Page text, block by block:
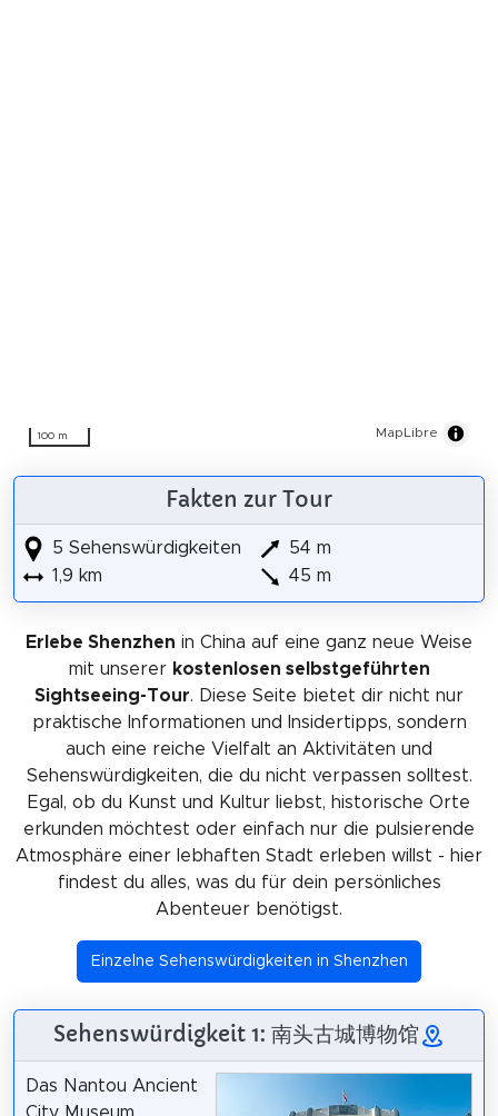
100 m MapLibre
Fakten zur Tour
5 Sehenswürdigkeiten
1,9 km
54 m
45 m
Erlebe Shenzhen in China auf eine ganz neue Weise
mit unserer kostenlosen selbstgeführten
Sightseeing-Tour. Diese Seite bietet dir nicht nur
praktische Informationen und Insidertipps, sondern
auch eine reiche Vielfalt an Aktivitäten und
Sehenswürdigkeiten, die du nicht verpassen solltest.
Egal, ob du Kunst und Kultur liebst, historische Orte
erkunden möchtest oder einfach nur die pulsierende
Atmosphäre einer lebhaften Stadt erleben willst - hier
findest du alles, was du für dein persönliches
Abenteuer benötigst.
Einzelne Sehenswürdigkeiten in Shenzhen
Sehenswürdigkeit 1: 南头古城博物馆
Das Nantou Ancient
City Museum